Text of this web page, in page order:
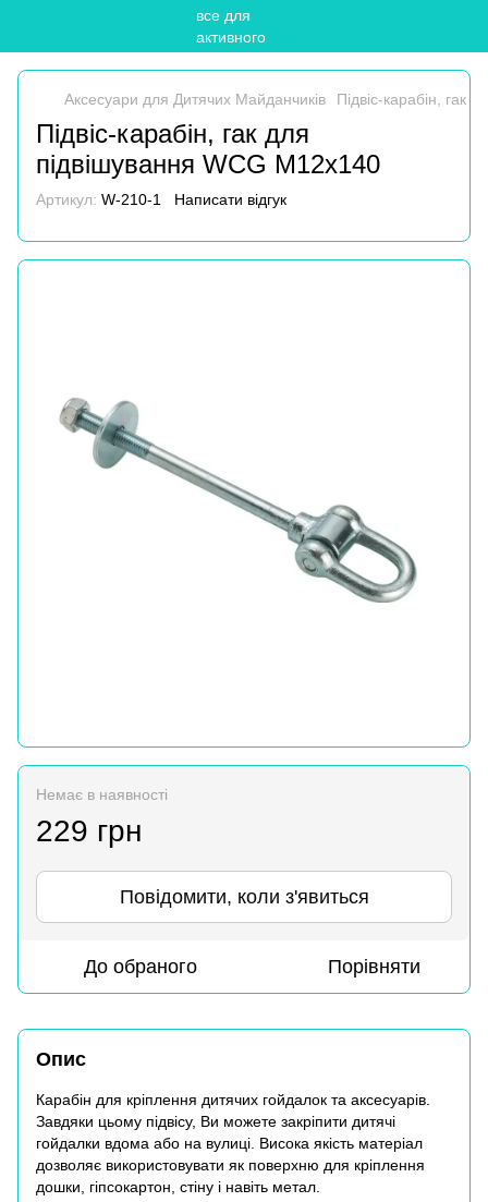
Аксесуари для Дитячих Майданчиків Підвіс-карабін, гак
Підвіс-карабін, гак для
підвішування WCG M12x140
Артикул: W-210-1 Написати відгук
Немає в наявності
229 грн
Повідомити, коли з'явиться
До обраного Порівняти
Опис
Карабін для кріплення дитячих гойдалок та аксесуарів.
Завдяки цьому підвісу, Ви можете закріпити дитячі
гойдалки вдома або на вулиці. Висока якість матеріал
дозволяє використовувати як поверхню для кріплення
дошки, гіпсокартон, стіну і навіть метал.